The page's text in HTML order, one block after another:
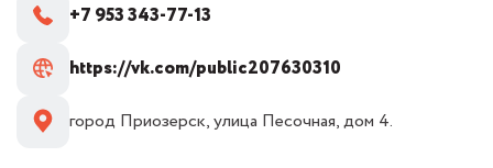
+7 953 343-77-13
https://vk.com/public207630310
город Приозерск, улица Песочная, дом 4.